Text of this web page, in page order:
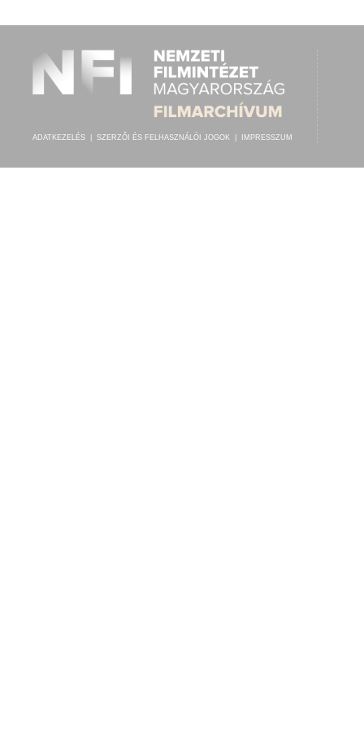
ELŐADÓ: OLÁH LAJOS (TÁROGATÓ),ISMERETLEN ZENÉSZ
ADATKEZELÉS SZERZŐI ÉS FELHASZNÁLÓI JOGOK IMPRESSZUM